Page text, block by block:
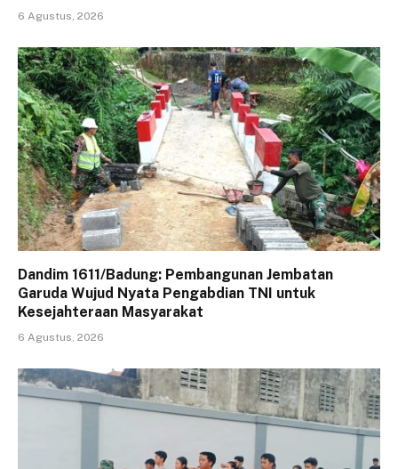
6 Agustus, 2026
Dandim 1611/Badung: Pembangunan Jembatan
Garuda Wujud Nyata Pengabdian TNI untuk
Kesejahteraan Masyarakat
6 Agustus, 2026